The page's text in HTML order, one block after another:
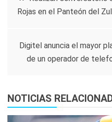
entradas
Rojas en el Panteón del
Digitel anuncia el mayor
de un operador de
NOTICIAS